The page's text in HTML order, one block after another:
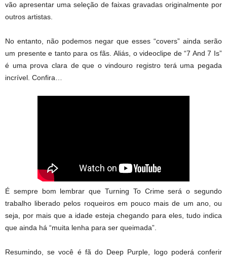
vão apresentar uma seleção de faixas gravadas originalmente por
outros artistas.
No entanto, não podemos negar que esses “covers” ainda serão
um presente e tanto para os fãs. Aliás, o videoclipe de “7 And 7 Is”
é uma prova clara de que o vindouro registro terá uma pegada
incrível. Confira…
É sempre bom lembrar que Turning To Crime será o segundo
trabalho liberado pelos roqueiros em pouco mais de um ano, ou
seja, por mais que a idade esteja chegando para eles, tudo indica
que ainda há “muita lenha para ser queimada”.
Resumindo, se você é fã do Deep Purple, logo poderá conferir